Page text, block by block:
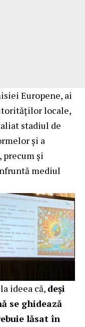
Europene, ai
locale,
stadiul de
și a
și
mediul
ideea că, deși
se ghidează
lăsat în